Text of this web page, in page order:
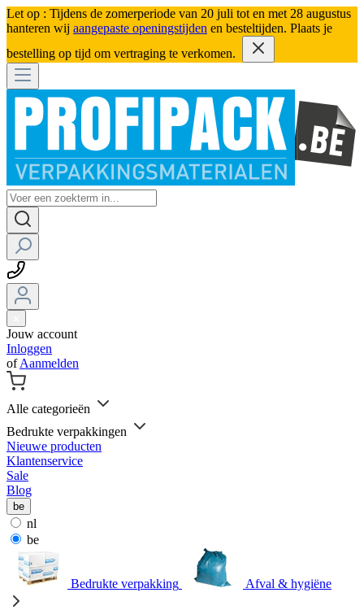
Let op : Tijdens de zomerperiode van 20 juli tot en met 28 augustus
hanteren wij aangepaste openingstijden en besteltijden. Plaats je
bestelling op tijd om vertraging te verkomen.
Jouw account
Inloggen
ofAanmelden
Alle categorieën
Bedrukte verpakkingen
Nieuwe producten
Klantenservice
Sale
Blog
be
nl
be
Bedrukte verpakking Afval & hygiëne